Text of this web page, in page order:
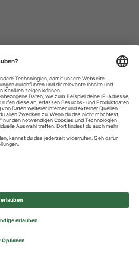
Einstellungen
- All rights reserved